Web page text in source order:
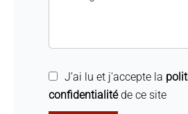
J’ai lu et j'accepte la
confidentialitéde ce site